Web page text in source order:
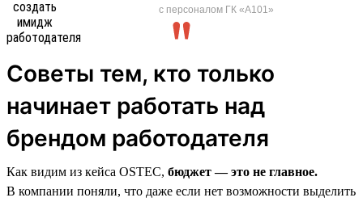
с персоналом ГК «А101»
Советы тем, кто только
начинает работать над
брендом работодателя
Как видим из кейса OSTEC, бюджет — это не главное.
В компании поняли, что даже если нет возможности выделить